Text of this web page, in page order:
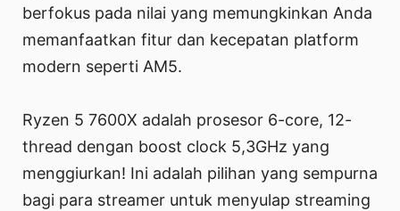
berfokus pada nilai yang memungkinkan Anda
memanfaatkan fitur dan kecepatan platform
modern seperti AM5.
Ryzen 5 7600X adalah prosesor 6-core, 12-
thread dengan boost clock 5,3GHz yang
menggiurkan! Ini adalah pilihan yang sempurna
bagi para streamer untuk menyulap streaming